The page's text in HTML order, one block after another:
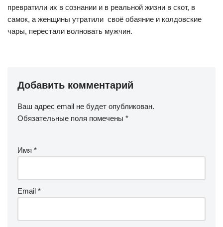
превратили их в сознании и в реальной жизни в скот, в
самок, а женщины утратили своё обаяние и колдовские
чары, перестали волновать мужчин.
Добавить комментарий
Ваш адрес email не будет опубликован.
Обязательные поля помечены *
Имя *
Email *